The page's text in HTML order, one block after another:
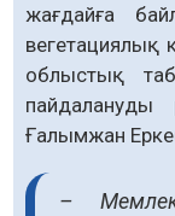
жағдайға
облыстық
пайдалануды
Ғалымжан
–